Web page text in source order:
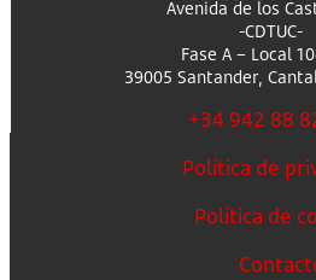
Avenida de los
-CDTUC-
Fase A – Local
39005 Santander,
+34 942 88
Política de
Política de